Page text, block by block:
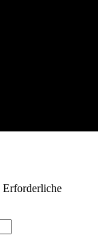
Erforderliche